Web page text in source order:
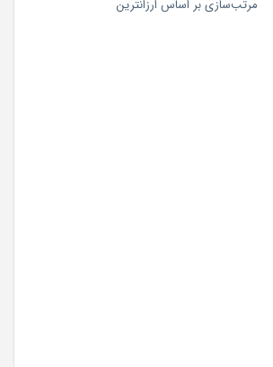
مرتب‌سازی بر اساس ارزانترین